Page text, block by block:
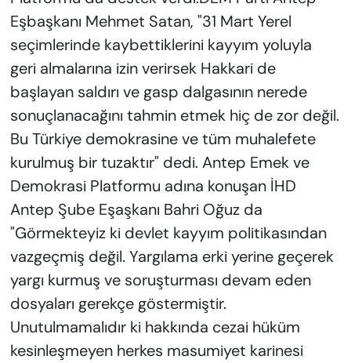
Eşbaşkanı Mehmet Satan, "31 Mart Yerel
seçimlerinde kaybettiklerini kayyım yoluyla
geri almalarına izin verirsek Hakkari de
başlayan saldırı ve gasp dalgasının nerede
sonuçlanacağını tahmin etmek hiç de zor değil.
Bu Türkiye demokrasine ve tüm muhalefete
kurulmuş bir tuzaktır" dedi. Antep Emek ve
Demokrasi Platformu adına konuşan İHD
Antep Şube Eşaşkanı Bahri Oğuz da
"Görmekteyiz ki devlet kayyım politikasından
vazgeçmiş değil. Yargılama erki yerine geçerek
yargı kurmuş ve soruşturması devam eden
dosyaları gerekçe göstermiştir.
Unutulmamalıdır ki hakkında cezai hüküm
kesinleşmeyen herkes masumiyet karinesi